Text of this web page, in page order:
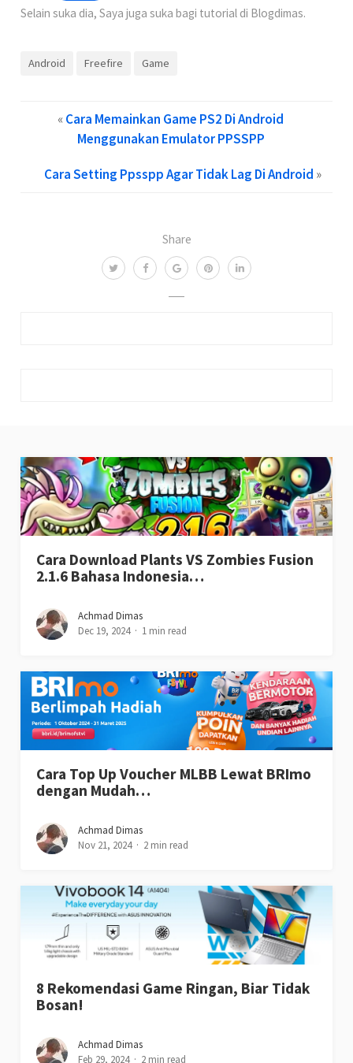
Share
Selain suka dia, Saya juga suka bagi tutorial di Blogdimas.
Android Freefire Game
«Cara Memainkan Game PS2 Di Android
Menggunakan Emulator PPSSPP
Cara Setting Ppsspp Agar Tidak Lag Di Android »
Cara Download Plants VS Zombies Fusion
2.1.6 Bahasa Indonesia…
Achmad Dimas
Dec 19, 2024
1 min read
Cara Top Up Voucher MLBB Lewat BRImo
dengan Mudah…
Achmad Dimas
Nov 21, 2024
2 min read
8 Rekomendasi Game Ringan, Biar Tidak
Bosan!
Achmad Dimas
Feb 29, 2024
2 min read